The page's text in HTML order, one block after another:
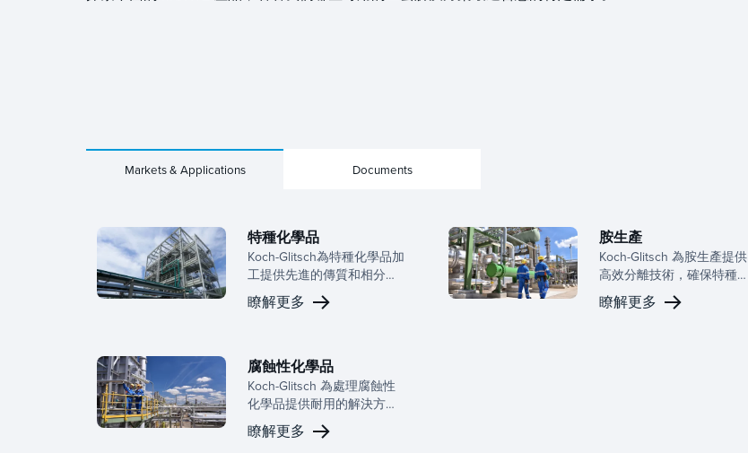
Markets & Applications Documents
特種化學品
Koch-Glitsch為特種化學品加
工提供先進的傳質和相分離
解決方案，優化產品品質、
產量和操作性能。
瞭解更多
胺生產
Koch-Glitsch 為胺生產提供
高效分離技術，確保特種化
學品應用的可持續性和高純
度輸出。
瞭解更多
腐蝕性化學品
Koch-Glitsch 為處理腐蝕性
化學品提供耐用的解決方
案，利用先進的材料和技術
來增強工藝可靠性並提高特
瞭解更多